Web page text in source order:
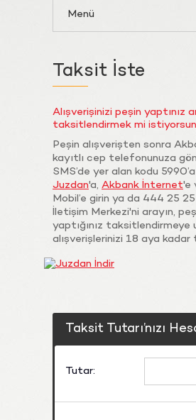
Menü
Taksit İste
Alışverişinizi peşin yaptınız
taksitlendirmek mi
Peşin alışverişten sonra
kayıtlı cep telefonunuza
SMS’de yer alan kodu
Juzdan'a, Akbank İnternet'e
Mobil’e girin ya da 444 25
İletişim Merkezi'ni arayın,
yaptığınız taksitlendirmeye
alışverişlerinizi 18 aya
Taksit Tutarı’nızı
Tutar